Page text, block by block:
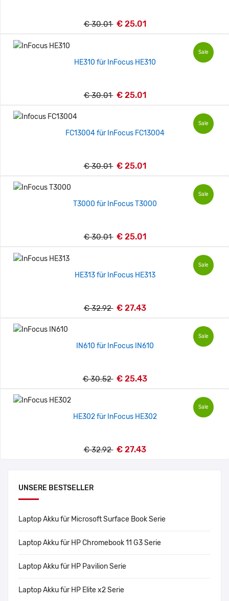
UNSERE BESTSELLER
Laptop Akku für Microsoft Surface Book Serie
Laptop Akku für HP Chromebook 11 G3 Serie
Laptop Akku für HP Pavilion Serie
Laptop Akku für HP Elite x2 Serie
€ 30.01 € 25.01
Sale
HE310 für InFocus HE310
€ 30.01 € 25.01
Sale
FC13004 für InFocus FC13004
€ 30.01 € 25.01
Sale
T3000 für InFocus T3000
€ 30.01 € 25.01
Sale
HE313 für InFocus HE313
€ 32.92 € 27.43
Sale
IN610 für InFocus IN610
€ 30.52 € 25.43
Sale
HE302 für InFocus HE302
€ 32.92 € 27.43